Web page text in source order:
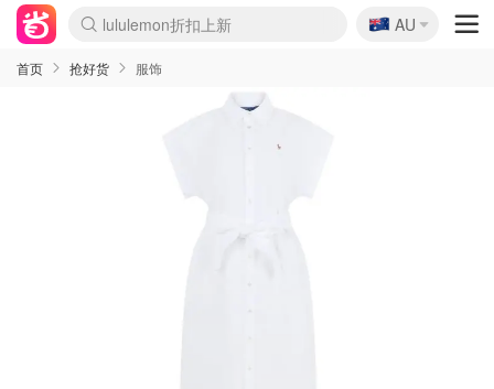
lululemon折扣上新
Sasa美妆护肤3.5折
SSENSE年中2.5折
FreshBeauty好价汇总
Cettire降价+叠9折
WWS Coles超市实拍
viagogo二手票捡漏
Myer超级周末
The Outnet奢牌1折起
David Jones 3折起
Flannels大牌1折
Perfumes Club护肤1折
AMIRO面罩$251
Amazon折扣汇总
eToro入金$200送$50
Amazon数码好物
ICONIC本周7.5折
ThedoubleF高奢地板价
Moose Knuckles 6折
丝芙兰5折起
EUFY摄像头$98
Selenichast首饰2折
Trip机票酒店促销
YSL送5件彩妆礼
Amazon家居好物
Amazon美妆护肤
雅漾大喷$8
过敏原检测盒$33
伊索独家赠50ml沐浴露
科颜氏高保湿面霜$29
SEALIFE海洋馆门票6折
丝塔芙大白罐$16
订阅Newsletter送香薰
Cult Beauty 6.8折
Harrods圣诞日历$525
LN-CC奢牌私促3折
d'Alba空姐喷雾$16
EVE LOM套装£56
Bernardelli独家4折
Adore Beauty 6折起
CT圣诞日历
Mytheresa奢品2.7折
Luxury Escapes 9折
Currentbody美容仪$881
MOON Garden Live
Roborock扫地机$649
Tingo Life水杯$24
Valentino官网5折
CR洗护套装$23
修丽可4件套$159
Myer彩妆2件7折
GANNI官网4.5折
Stylevana韩妆4折
Tessabit高奢8.5折
OGX洗发水$11
Amazon阿德莱德次日达
卡诗8.5折+赠礼
Philips Hue灯具8折
🇦🇺
AU
首页 抢好货 服饰